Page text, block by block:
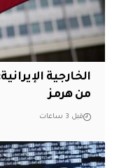
الخارجية
من هرمز
قبل 3 ساعات